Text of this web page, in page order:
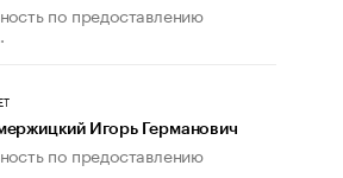
стареет иначе». Как живет глава
по предоставлению
Игорь Германович
по предоставлению